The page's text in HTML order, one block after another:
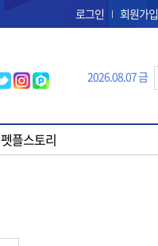
로그인 회원가입
2026.08.07 금
펫플스토리